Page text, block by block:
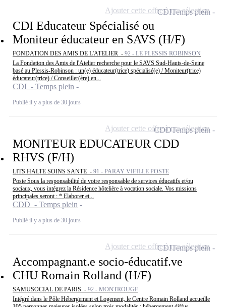
CDI Educateur Spécialisé ou
Moniteur éducateur en SAVS (H/F)
FONDATION DES AMIS DE L'ATELIER - 92 - LE PLESSIS ROBINSON
La Fondation des Amis de l'Atelier recherche pour le SAVS Sud-Hauts-de-Seine
basé au Plessis-Robinson : un(e) éducateur(trice) spécialisé(e) / Moniteur(trice)
éducateur(trice) / Conseiller(ère) en...
CDI - Temps plein
Publié il y a plus de 30 jours
CDITemps plein
Ajouter cette offre à ma sélection
MONITEUR EDUCATEUR CDD
RHVS (F/H)
LITS HALTE SOINS SANTE - 91 - PARAY VIEILLE POSTE
Poste Sous la responsabilité de votre responsable de services éducatifs et/ou
sociaux, vous intégrez la Résidence hôtelière à vocation sociale. Vos missions
principales seront : * Elaborer et...
CDD - Temps plein
Publié il y a plus de 30 jours
CDDTemps plein
Ajouter cette offre à ma sélection
Accompagnant.e socio-éducatif.ve
CHU Romain Rolland (H/F)
SAMUSOCIAL DE PARIS - 92 - MONTROUGE
Intégré dans le Pôle Hébergement et Logement, le Centre Romain Rolland accueille
CDITemps plein
Ajouter cette offre à ma sélection